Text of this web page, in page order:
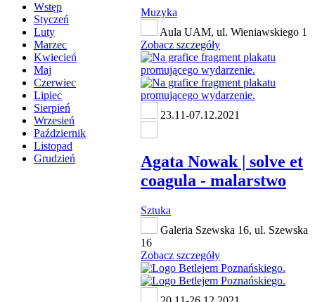
Wstęp
Styczeń
Luty
Marzec
Kwiecień
Maj
Czerwiec
Lipiec
Sierpień
Wrzesień
Październik
Listopad
Grudzień
Muzyka
Aula UAM, ul. Wieniawskiego 1
Zobacz szczegóły
23.11-07.12.2021
Agata Nowak | solve et
coagula - malarstwo
Sztuka
Galeria Szewska 16, ul. Szewska
16
Zobacz szczegóły